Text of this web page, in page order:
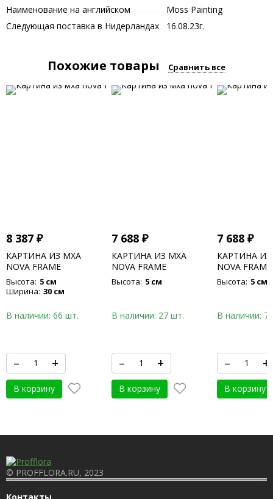
Наименование на английском
Moss Painting
Следующая поставка в Нидерландах
16.08.23г.
Похожие товары Сравнить все
8 387 ₽
КАРТИНА ИЗ МХА
NOVA FRAME
ANTHRACITE-
CONCRETE 100% FLAT
MOSS
Высота: 5 см
Ширина: 30 см
В наличии: 66 шт.
– +
В корзину
7 688 ₽
КАРТИНА ИЗ МХА
NOVA FRAME
ANTHRACITE-
CONCRETE 100% FLAT
Высота: 5 см
В наличии: 27 шт.
– +
В корзину
7 688 ₽
КАРТИНА
NOVA
CONCRETE
MOSS
Высота: 5 см
В наличии:
– +
В корзину
© PROFFLORA.RU, 2023